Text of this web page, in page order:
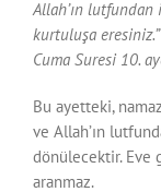
Allah’ın lutfundan
kurtuluşa eresiniz.”
Cuma Suresi 10.
Bu ayetteki,
ve Allah’ın
dönülecektir. Eve
aranmaz.